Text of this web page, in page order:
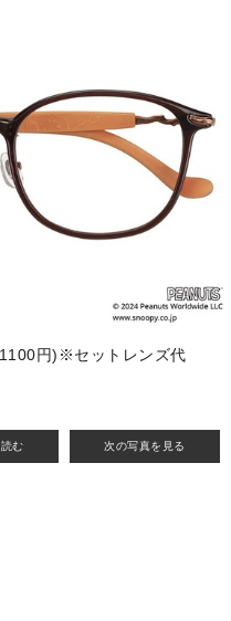
む 次の写真を見る
円)※セットレンズ代